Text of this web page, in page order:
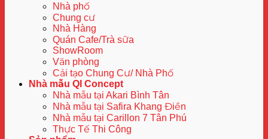
Nhà phố
Chung cư
Nhà Hàng
Quán Cafe/Trà sữa
ShowRoom
Văn phòng
Cải tạo Chung Cư/ Nhà Phố
Nhà mẫu QI Concept
Nhà mẫu tại Akari Bình Tân
Nhà mẫu tại Safira Khang Điền
Nhà mẫu tại Carillon 7 Tân Phú
Thực Tế Thi Công